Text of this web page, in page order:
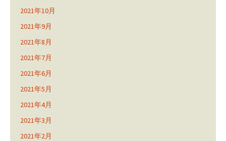
2021年10月
2021年9月
2021年8月
2021年7月
2021年6月
2021年5月
2021年4月
2021年3月
2021年2月